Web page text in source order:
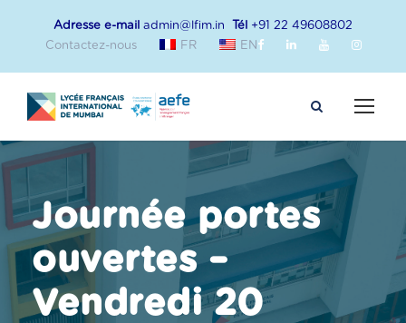
Adresse e-mail admin@lfim.in Tél +91 22 49608802
Contactez-nous
FR EN
Journée portes
ouvertes –
Vendredi 20